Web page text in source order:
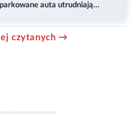
auta utrudniają
czytanych →